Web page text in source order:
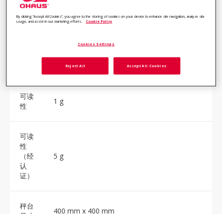
技术参数
可读
性
1 g
可读
性
（经
认
证）
5 g
秤台
400 mm x 400 mm
By clicking “Accept All Cookies”, you agree to the storing of cookies on your device to enhance site navigation, analyze site
usage, and assist in our marketing efforts.
Cookie Policy
Cookies Settings
Reject All Accept All Cookies